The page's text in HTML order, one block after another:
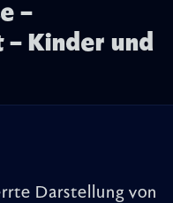
–
– Kinder und
Darstellung von